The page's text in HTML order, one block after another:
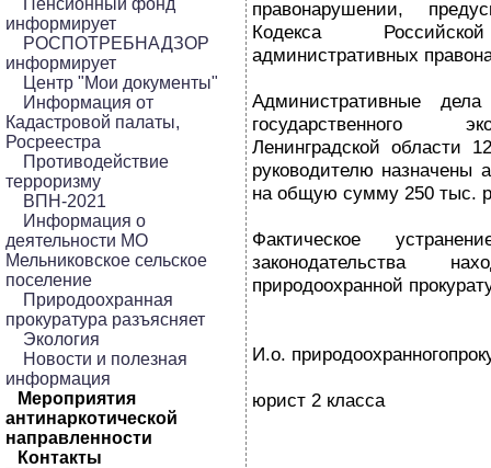
Пенсионный фонд
информирует
РОСПОТРЕБНАДЗОР
информирует
Центр "Мои документы"
Информация от
Кадастровой палаты,
Росреестра
Противодействие
терроризму
ВПН-2021
Информация о
деятельности МО
Мельниковское сельское
поселение
Природоохранная
прокуратура разъясняет
Экология
Новости и полезная
информация
Мероприятия
антинаркотической
направленности
Контакты
правонарушении,
Кодекса
административных
Административные
государственного
Ленинградской области
руководителю
на общую сумму 250 тыс.
Фактическое
законодательства
природоохранной
И.о.
юрист 2 класса